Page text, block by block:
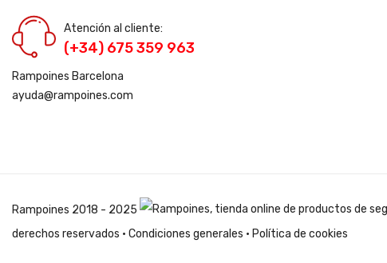
Atención al cliente:
(+34) 675 359 963
Rampoines Barcelona
ayuda@rampoines.com
Rampoines 2018 - 2025
derechos reservados · Condiciones generales · Política de cookies